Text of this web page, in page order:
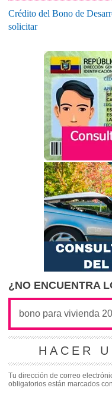
Crédito del Bono de
solicitar
¿NO ENCUENTRA
HACER
Tu dirección de correo
obligatorios están marcados con